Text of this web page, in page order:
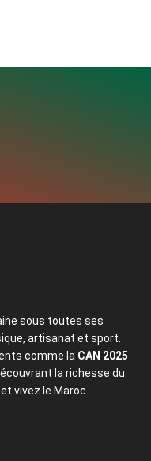
sous toutes ses
artisanat et sport.
comme la CAN 2025
la richesse du
vivez le Maroc